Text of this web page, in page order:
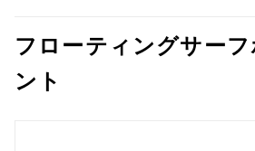
フローティングサー
ント